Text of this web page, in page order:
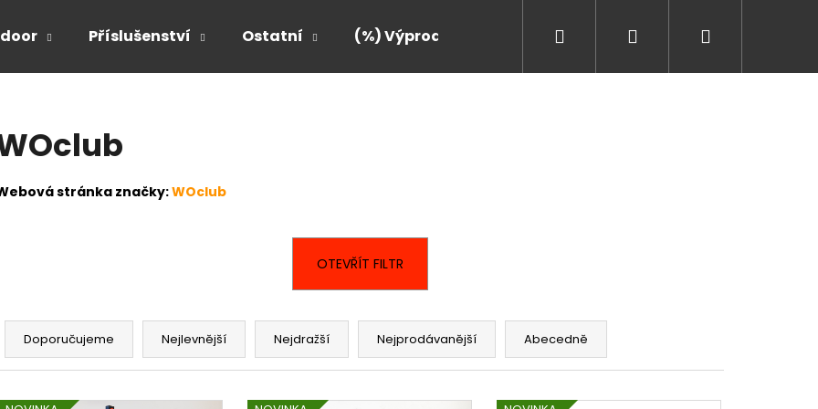
Příslušenství Ostatní (%) Výprodej Workoutová hřiště Přihlášení
stránka značky:WOclub
OTEVŘÍT FILTR
Ř
Doporučujeme Nejlevnější Nejdražší Nejprodávanější Abecedně